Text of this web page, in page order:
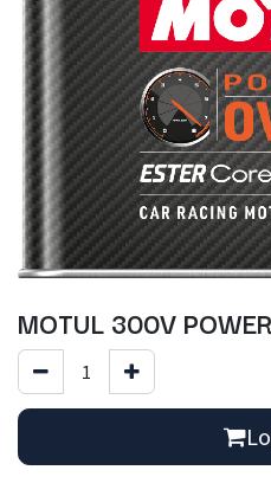
MOTUL 300V